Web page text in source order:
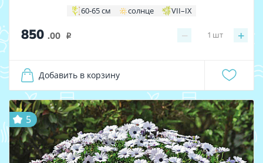
60-65 см солнце VII–IX
850 .00 i − +
1 шт
Добавить в корзину
5